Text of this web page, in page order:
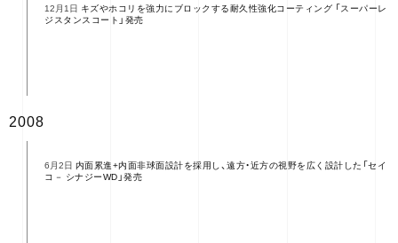
12月1日 キズやホコリを強力にブロックする耐久性強化コーティング 「スーパーレ
ジスタンスコート」発売
2008
6月2日 内面累進+内面非球面設計を採用し、遠方・近方の視野を広く設計した「セイ
コ－ シナジーWD」発売